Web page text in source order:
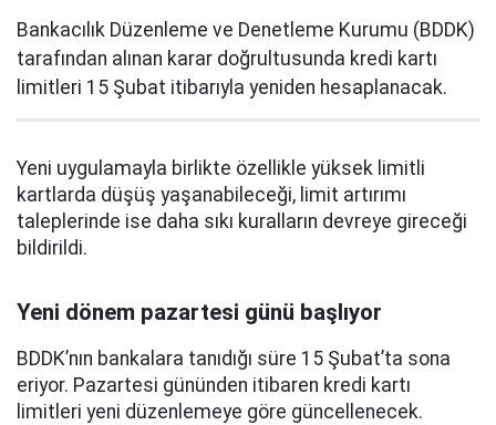
Bankacılık Düzenleme ve Denetleme Kurumu (BDDK)
tarafından alınan karar doğrultusunda kredi kartı
limitleri 15 Şubat itibarıyla yeniden hesaplanacak.
Yeni uygulamayla birlikte özellikle yüksek limitli
kartlarda düşüş yaşanabileceği, limit artırımı
taleplerinde ise daha sıkı kuralların devreye gireceği
bildirildi.
Yeni dönem pazartesi günü başlıyor
BDDK’nın bankalara tanıdığı süre 15 Şubat’ta sona
eriyor. Pazartesi gününden itibaren kredi kartı
limitleri yeni düzenlemeye göre güncellenecek.